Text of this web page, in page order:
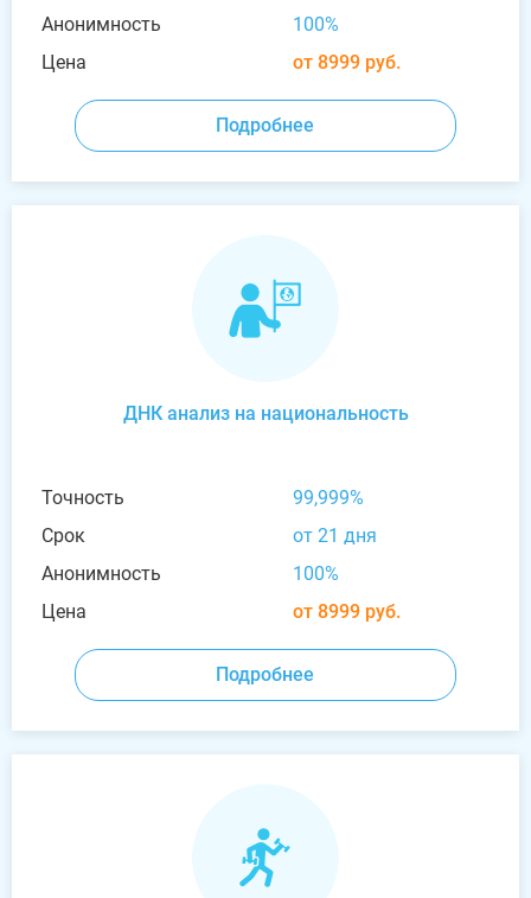
Анонимность
100%
Цена
от 8999 руб.
Подробнее
ДНК анализ на национальность
Точность
99,999%
Срок
от 21 дня
Анонимность
100%
Цена
от 8999 руб.
Подробнее